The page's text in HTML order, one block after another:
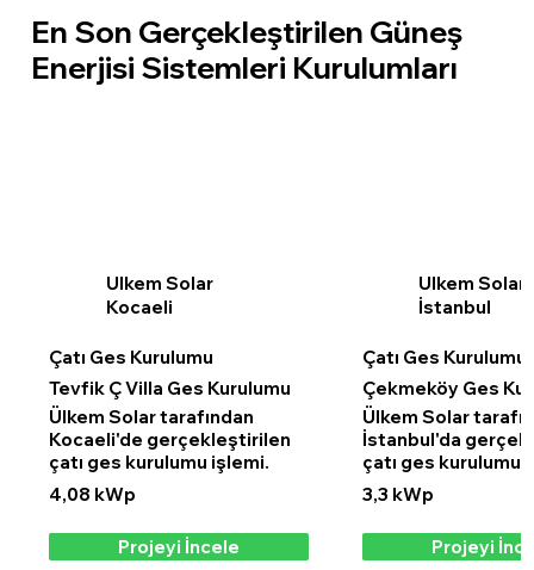
En Son Gerçekleştirilen Güneş
Enerjisi Sistemleri Kurulumları
Ulkem Solar
Kocaeli
Çatı Ges Kurulumu
Tevfik Ç Villa Ges Kurulumu
Ülkem Solar tarafından
Kocaeli'de gerçekleştirilen
çatı ges kurulumu işlemi.
4,08 kWp
Projeyi İncele
Ulkem Solar
İstanbul
Çatı Ges Kurulumu
Çekmeköy Ges
Ülkem Solar
İstanbul'da
çatı ges kurulumu
3,3 kWp
Projeyi